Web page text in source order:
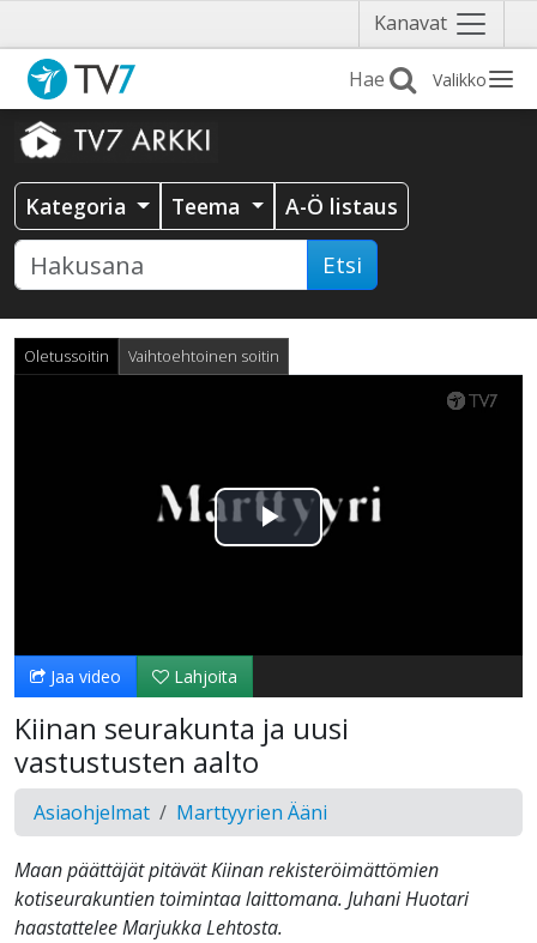
Kanavat Näytä
valikko
Valikko
Kategoria Teema A-Ö listaus
Etsi
Oletussoitin Vaihtoehtoinen soitin
Toista
Jaa video Lahjoita
Kiinan seurakunta ja uusi
vastustusten aalto
Asiaohjelmat Marttyyrien Ääni
Maan päättäjät pitävät Kiinan rekisteröimättömien
kotiseurakuntien toimintaa laittomana. Juhani Huotari
haastattelee Marjukka Lehtosta.